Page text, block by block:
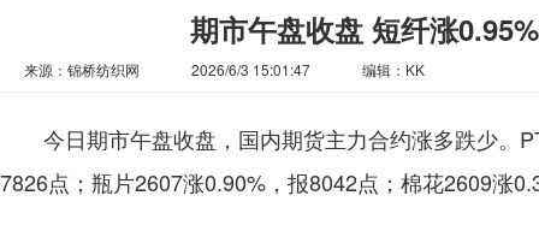
期市午盘收盘 短纤涨
来源：锦桥纺织网 2026/6/3 15:01:47 编辑：KK
今日期市午盘收盘，国内期货主力合约涨多跌少。
7826点；瓶片2607涨0.90%，报8042点；棉花2609涨